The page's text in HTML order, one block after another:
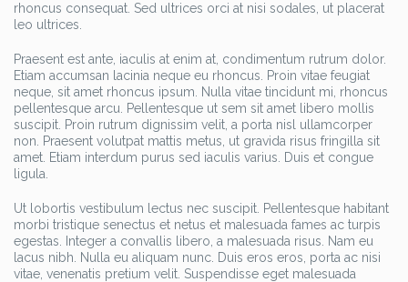
rhoncus consequat. Sed ultrices orci at nisi sodales, ut placerat
leo ultrices.
Praesent est ante, iaculis at enim at, condimentum rutrum dolor.
Etiam accumsan lacinia neque eu rhoncus. Proin vitae feugiat
neque, sit amet rhoncus ipsum. Nulla vitae tincidunt mi, rhoncus
pellentesque arcu. Pellentesque ut sem sit amet libero mollis
suscipit. Proin rutrum dignissim velit, a porta nisl ullamcorper
non. Praesent volutpat mattis metus, ut gravida risus fringilla sit
amet. Etiam interdum purus sed iaculis varius. Duis et congue
ligula.
Ut lobortis vestibulum lectus nec suscipit. Pellentesque habitant
morbi tristique senectus et netus et malesuada fames ac turpis
egestas. Integer a convallis libero, a malesuada risus. Nam eu
lacus nibh. Nulla eu aliquam nunc. Duis eros eros, porta ac nisi
vitae, venenatis pretium velit. Suspendisse eget malesuada